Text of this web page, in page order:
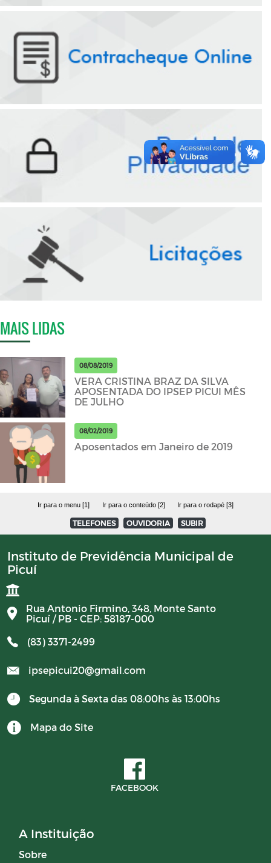
MAIS LIDAS
08/08/2019
VERA CRISTINA BRAZ DA SILVA
APOSENTADA DO IPSEP PICUI MÊS
DE JULHO
08/02/2019
Aposentados em Janeiro de 2019
Ir para o menu [1] Ir para o conteúdo [2] Ir para o rodapé [3]
TELEFONES OUVIDORIA SUBIR
Instituto de Previdência Municipal de
Picuí
Rua Antonio Firmino, 348, Monte Santo
Picuí / PB - CEP: 58187-000
(83) 3371-2499
ipsepicui20@gmail.com
Segunda à Sexta das 08:00hs às 13:00hs
Mapa do Site
FACEBOOK
A Instituição
Sobre